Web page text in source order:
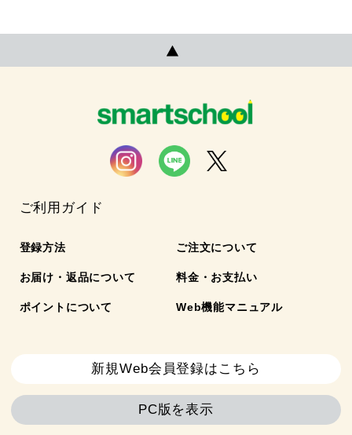
ご利用ガイド
登録方法 ご注文について
お届け・返品について 料金・お支払い
ポイントについて Web機能マニュアル
新規Web会員登録はこちら
PC版を表示